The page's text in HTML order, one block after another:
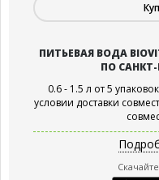
ПИТЬЕВАЯ ВОДА
ПО САНКТ-
0.6 - 1.5 л от 5
условии доставки